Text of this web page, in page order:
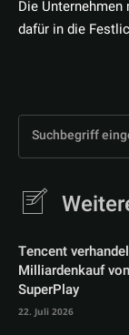
Die
dafür in die
Suchbegriff
Tencent
Milliardenkauf
SuperPlay
22. Juli 2026